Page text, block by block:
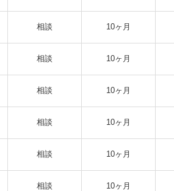
相談 10ヶ月
相談 10ヶ月
相談 10ヶ月
相談 10ヶ月
相談 10ヶ月
相談 10ヶ月